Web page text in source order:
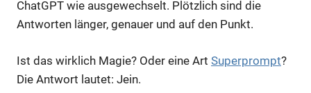
ChatGPT wie ausgewechselt. Plötzlich sind die
Antworten länger, genauer und auf den Punkt.
Ist das wirklich Magie? Oder eine Art Superprompt?
Die Antwort lautet: Jein.